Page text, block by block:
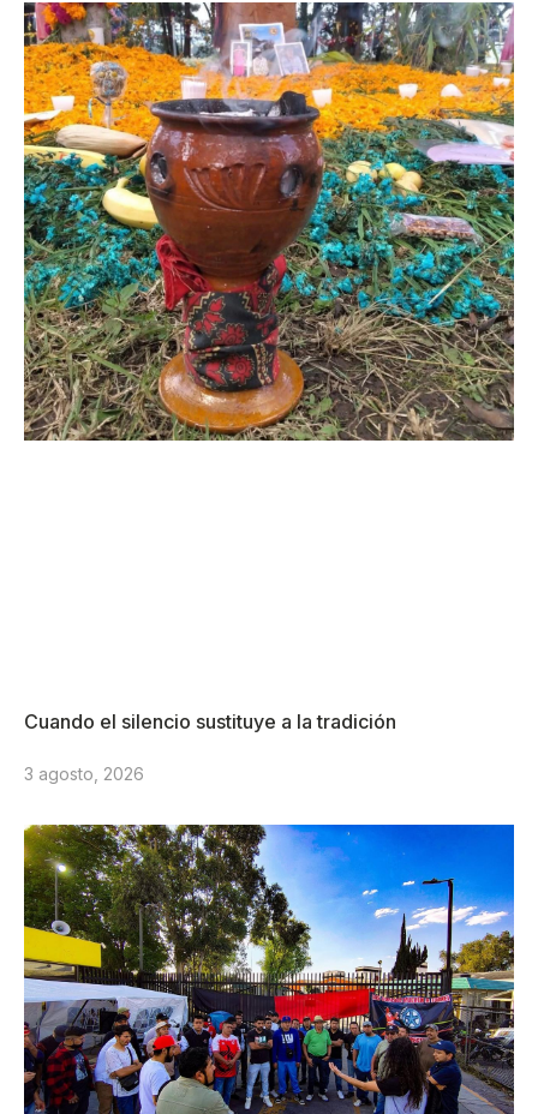
Cuando el silencio sustituye a la tradición
3 agosto, 2026